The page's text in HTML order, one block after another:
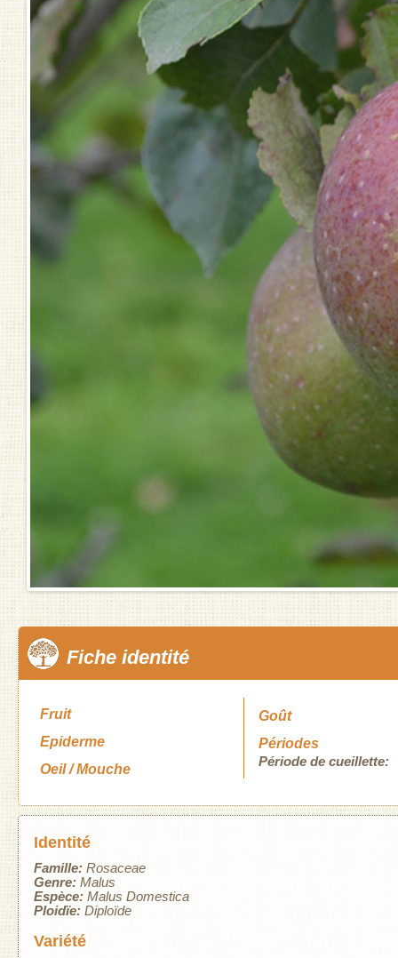
Fiche identité
Fruit
Epiderme
Oeil / Mouche
Goût
Périodes
Période de cueillette:
Identité
Famille: Rosaceae
Genre: Malus
Espèce: Malus Domestica
Ploidïe: Diploïde
Variété